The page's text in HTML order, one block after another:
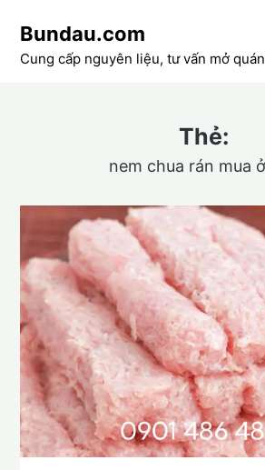
content
Bundau.com
Cung cấp nguyên liệu, tư vấn mở
Thẻ:
nem chua rán mua